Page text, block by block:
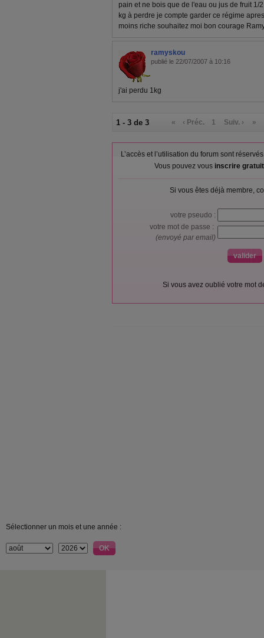
pain et ne bois que de l'eau ou jus de fruit 1/
kg à perdre je compte garder ce régime
moins riche souhaitez moi bon courage
ramyskou
publié le 22/07/2007 à 10:16
j'ai perdu 1kg
1 - 3 de 3 « ‹ Préc. 1 Suiv. › »
L’accès et l’utilisation du forum sont
Vous pouvez vous inscrire
Si vous êtes déjà membre,
votre pseudo :
votre mot de passe :
(envoyé par email)
Si vous avez oublié votre mot
Sélectionner un mois et une année :